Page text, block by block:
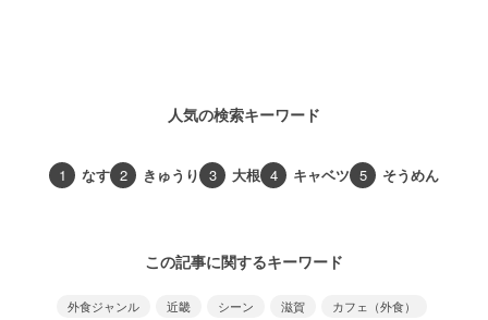
人気の検索キーワード
1 なす 2 きゅうり 3 大根 4 キャベツ 5 そうめん
この記事に関するキーワード
外食ジャンル 近畿 シーン 滋賀
カフェ（外食）